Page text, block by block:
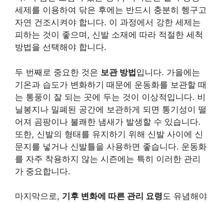
세제를 이용하여 닦은 후에는 반드시 충분히 헹구고
자연 건조시켜야 합니다. 이 과정에서 강한 세제는
피하는 것이 좋으며, 신발 소재에 따라 적절한 세척
방법을 선택해야 합니다.
두 번째로 중요한 것은 보관 방법입니다. 가을에는
기온과 습도가 변화하기 때문에 운동화를 보관할 때
는 통풍이 잘 되는 곳에 두는 것이 이상적입니다. 비
닐봉지나 밀폐된 공간에 보관하게 되면 통기성이 떨
어져 곰팡이나 불쾌한 냄새가 발생할 수 있습니다.
또한, 신발의 형태를 유지하기 위해 신발 사이에 신
문지를 넣거나 신발틀을 사용하면 좋습니다. 운동화
를 자주 착용하지 않는 시즌에는 특히 이러한 관리
가 중요합니다.
마지막으로, 기후 변화에 따른 관리 요령도 유념해야